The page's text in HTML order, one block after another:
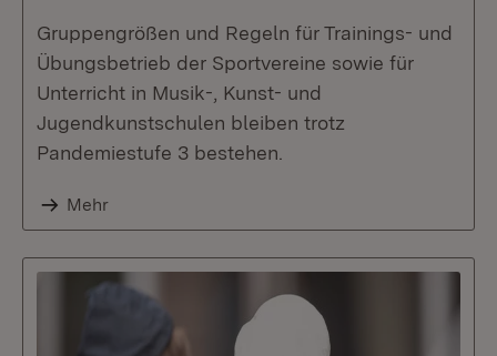
Gruppengrößen und Regeln für Trainings- und
Übungsbetrieb der Sportvereine sowie für
Unterricht in Musik-, Kunst- und
Jugendkunstschulen bleiben trotz
Pandemiestufe 3 bestehen.
Mehr